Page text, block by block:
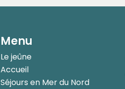
Menu
Le jeûne
Accueil
Séjours en Mer du Nord